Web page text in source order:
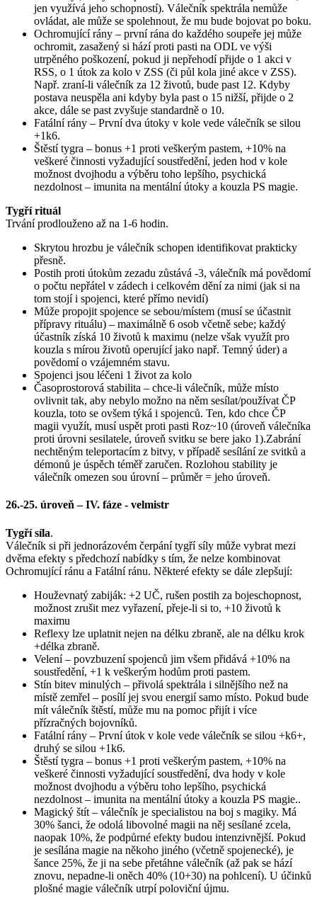
jen využívá jeho schopností). Válečník spektrála nemůže
ovládat, ale může se spolehnout, že mu bude bojovat po boku.
Ochromující rány – první rána do každého soupeře jej může
ochromit, zasažený si hází proti pasti na ODL ve výši
utrpěného poškození, pokud ji nepřehodí přijde o 1 akci v
RSS, o 1 útok za kolo v ZSS (či půl kola jiné akce v ZSS).
Např. zraní-li válečník za 12 životů, bude past 12. Kdyby
postava neuspěla ani kdyby byla past o 15 nižší, přijde o 2
akce, dále se past zvyšuje standardně o 10.
Fatální rány – První dva útoky v kole vede válečník se silou
+1k6.
Štěstí tygra – bonus +1 proti veškerým pastem, +10% na
veškeré činnosti vyžadující soustředění, jeden hod v kole
možnost dvojhodu a výběru toho lepšího, psychická
nezdolnost – imunita na mentální útoky a kouzla PS magie.
Tygří rituál
Trvání prodlouženo až na 1-6 hodin.
Skrytou hrozbu je válečník schopen identifikovat prakticky
přesně.
Postih proti útokům zezadu zůstává -3, válečník má povědomí
o počtu nepřátel v zádech i celkovém dění za nimi (jak si na
tom stojí i spojenci, které přímo nevidí)
Může propojit spojence se sebou/místem (musí se účastnit
přípravy rituálu) – maximálně 6 osob včetně sebe; každý
účastník získá 10 životů k maximu (nelze však využít pro
kouzla s mírou životů operující jako např. Temný úder) a
povědomí o vzájemném stavu.
Spojenci jsou léčeni 1 život za kolo
Časoprostorová stabilita – chce-li válečník, může místo
ovlivnit tak, aby nebylo možno na něm sesílat/používat ČP
kouzla, toto se ovšem týká i spojenců. Ten, kdo chce ČP
magii využít, musí uspět proti pasti Roz~10 (úroveň válečníka
proti úrovni sesilatele, úroveň svitku se bere jako 1).Zabrání
nechtěným teleportacím z bitvy, v případě sesílání ze svitků a
démonů je úspěch téměř zaručen. Rozlohou stability je
válečník omezen sou úrovní – průměr = jeho úroveň.
26.-25. úroveň – IV. fáze - velmistr
Tygří síla.
Válečník si při jednorázovém čerpání tygří síly může vybrat mezi
dvěma efekty s předchozí nabídky s tím, že nelze kombinovat
Ochromující ránu a Fatální ránu. Některé efekty se dále zlepšují:
Houževnatý zabiják: +2 UČ, rušen postih za bojeschopnost,
možnost zrušit mez vyřazení, přeje-li si to, +10 životů k
maximu
Reflexy lze uplatnit nejen na délku zbraně, ale na délku krok
+délka zbraně.
Velení – povzbuzení spojenců jim všem přidává +10% na
soustředění, +1 k veškerým hodům proti pastem.
Stín bitev minulých – přivolá spektrála i silnějšího než na
místě zemřel – posílí jej svou energií samo místo. Pokud bude
mít válečník štěstí, může mu na pomoc přijít i více
přízračných bojovníků.
Fatální rány – První útok v kole vede válečník se silou +k6+,
druhý se silou +1k6.
Štěstí tygra – bonus +1 proti veškerým pastem, +10% na
veškeré činnosti vyžadující soustředění, dva hody v kole
možnost dvojhodu a výběru toho lepšího, psychická
nezdolnost – imunita na mentální útoky a kouzla PS magie..
Magický štít – válečník je specialistou na boj s magiky. Má
30% šanci, že odolá libovolné magii na něj sesílané zcela,
naopak 10%, že podpůrné efekty budou intenzivnější. Pokud
je sesílána magie na někoho jiného (včetně spojenecké), je
šance 25%, že ji na sebe přetáhne válečník (až pak se hází
znovu, nepadne-li oněch 40% (10+30) na pohlcení). U účinků
plošné magie válečník utrpí poloviční újmu.